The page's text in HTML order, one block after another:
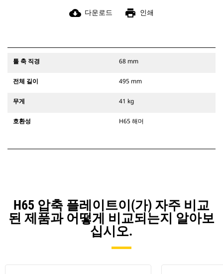
cloud_download 다운로드 print 인쇄
툴 축 직경 68 mm
전체 길이 495 mm
무게 41 kg
호환성 H65 해머
H65 압축 플레이트이(가) 자주 비교
된 제품과 어떻게 비교되는지 알아보
십시오.